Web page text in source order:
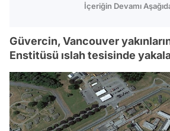
İçeriğin Devamı
Güvercin, Vancouver
Enstitüsü ıslah tesisinde